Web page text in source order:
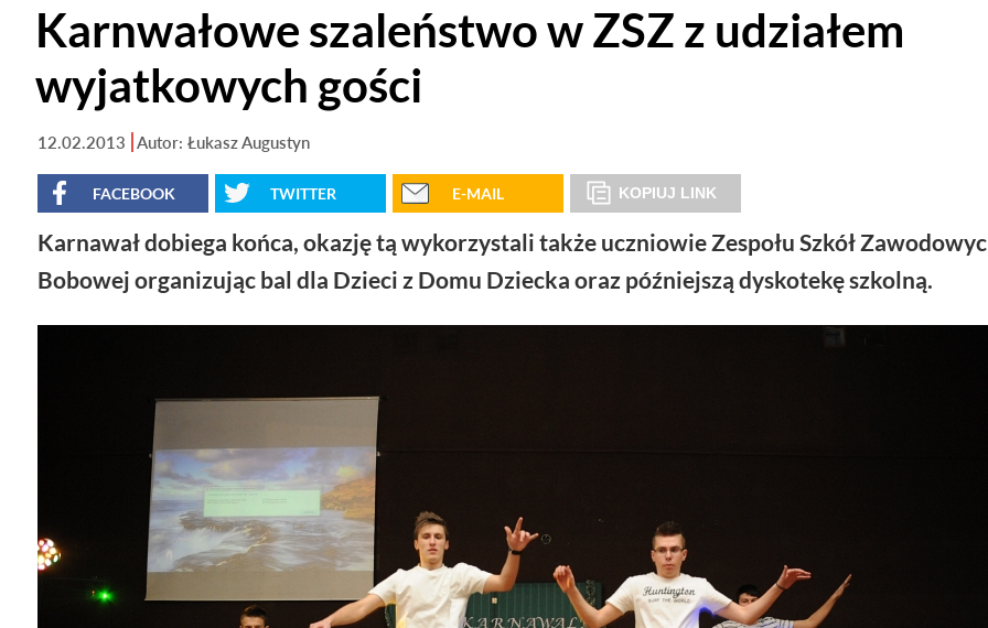
Karnwałowe szaleństwo w ZSZ z udziałem
wyjatkowych gości
12.02.2013 Autor: Łukasz Augustyn
FACEBOOK TWITTER E-MAIL KOPIUJ LINK
Karnawał dobiega końca, okazję tą wykorzystali także uczniowie Zespołu Szkół
Bobowej organizując bal dla Dzieci z Domu Dziecka oraz późniejszą dyskotekę szkolną.